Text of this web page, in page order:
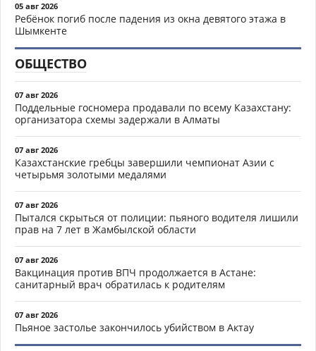
05 авг 2026
Ребёнок погиб после падения из окна девятого этажа в
Шымкенте
ОБЩЕСТВО
07 авг 2026
Поддельные госномера продавали по всему Казахстану:
организатора схемы задержали в Алматы
07 авг 2026
Казахстанские гребцы завершили чемпионат Азии с
четырьмя золотыми медалями
07 авг 2026
Пытался скрыться от полиции: пьяного водителя лишили
прав на 7 лет в Жамбылской области
07 авг 2026
Вакцинация против ВПЧ продолжается в Астане:
санитарный врач обратилась к родителям
07 авг 2026
Пьяное застолье закончилось убийством в Актау